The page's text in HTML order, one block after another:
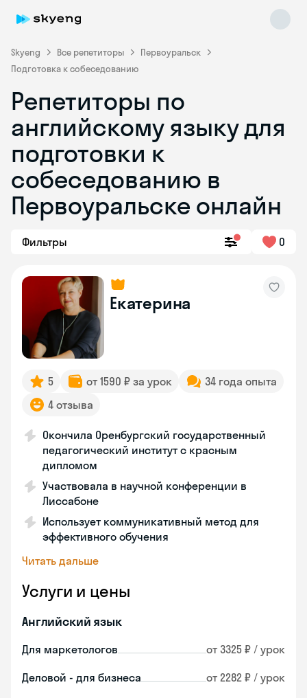
Skyeng Все репетиторы
Первоуральск
Подготовка к собеседованию
Репетиторы по
английскому языку для
подготовки к
собеседованию в
Первоуральске онлайн
Фильтры 0
Екатерина
5 от 1590 ₽ за урок
34 года опыта
4 отзыва
Окончила Оренбургский государственный
педагогический институт с красным
дипломом
Участвовала в научной конференции в
Лиссабоне
Использует коммуникативный метод для
эффективного обучения
Читать дальше
Услуги и цены
Английский язык
Для маркетологов от 3325 ₽ / урок
Деловой - для бизнеса от 2282 ₽ / урок
Skyeng Chat